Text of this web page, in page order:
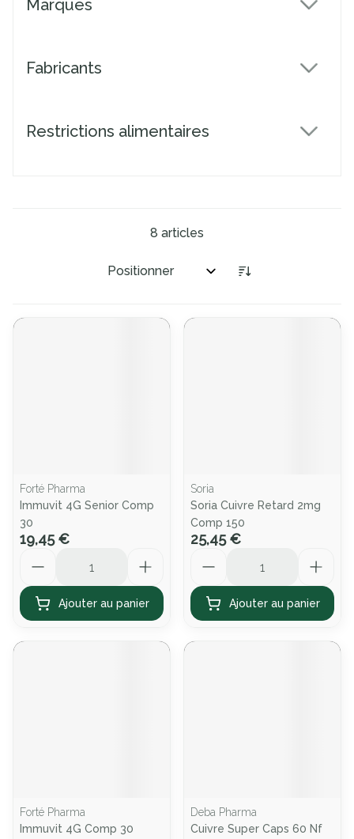
Marques
Fabricants
Restrictions alimentaires
8 articles
Trier par:
Forté Pharma
Immuvit 4G Senior Comp
30
19,45 €
Ajouter au panier
Soria
Soria Cuivre Retard 2mg
Comp 150
25,45 €
Ajouter au panier
Forté Pharma
Immuvit 4G Comp 30
Deba Pharma
Cuivre Super Caps 60 Nf